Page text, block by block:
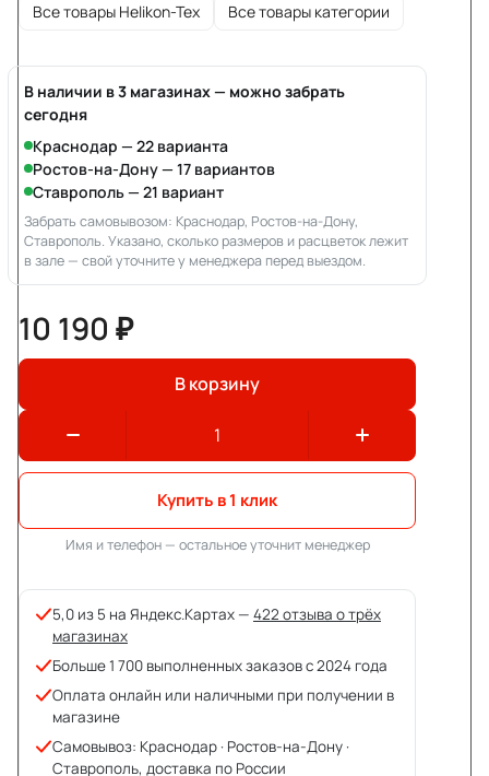
Все товары Helikon-Tex Все товары категории
В наличии в 3 магазинах — можно забрать
сегодня
Краснодар — 22 варианта
Ростов-на-Дону — 17 вариантов
Ставрополь — 21 вариант
Забрать самовывозом: Краснодар, Ростов-на-Дону,
Ставрополь. Указано, сколько размеров и расцветок лежит
в зале — свой уточните у менеджера перед выездом.
10 190 ₽
В корзину
Купить в 1 клик
Имя и телефон — остальное уточнит менеджер
5,0 из 5 на Яндекс.Картах — 422 отзыва о трёх
магазинах
Больше 1 700 выполненных заказов с 2024 года
Оплата онлайн или наличными при получении в
магазине
Самовывоз: Краснодар · Ростов-на-Дону ·
Ставрополь, доставка по России